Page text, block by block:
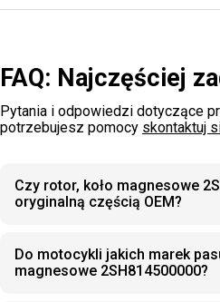
FAQ: Najczęściej
Pytania i odpowiedzi dotyczące
potrzebujesz pomocy skontaktuj
Czy rotor, koło magnesowe
oryginalną częścią OEM?
Do motocykli jakich marek
magnesowe 2SH814500000?